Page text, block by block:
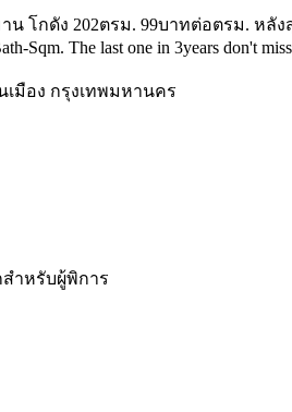
โกดัง 202ตรม. 99บาทต่อตรม. หลัง
Sqm. The last one in 3years don't
เมือง กรุงเทพมหานคร
ำหรับผู้พิการ